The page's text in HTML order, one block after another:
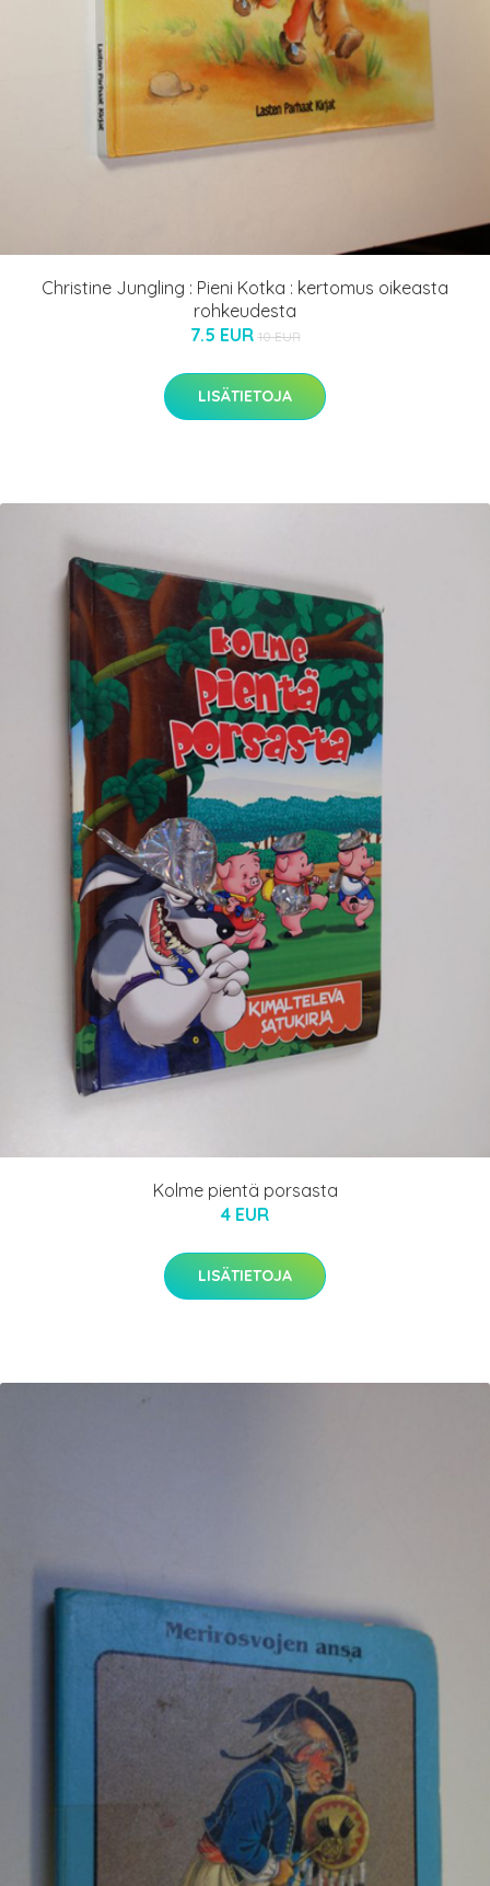
Christine Jungling : Pieni Kotka : kertomus oikeasta
rohkeudesta
7.5 EUR 10 EUR
LISÄTIETOJA
Kolme pientä porsasta
4 EUR
LISÄTIETOJA